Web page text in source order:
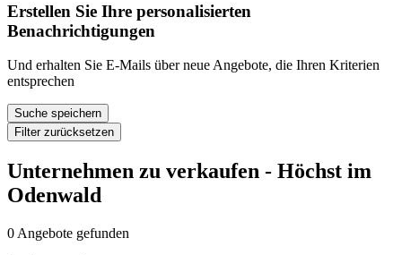
Erstellen Sie Ihre personalisierten
Benachrichtigungen
Und erhalten Sie E-Mails über neue Angebote, die Ihren Kriterien
entsprechen
Suche speichern
Filter zurücksetzen
Unternehmen zu verkaufen - Höchst im
Odenwald
0 Angebote gefunden